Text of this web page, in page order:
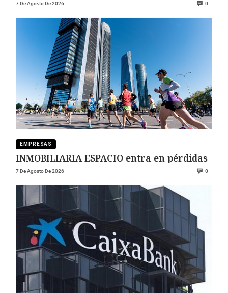
7 De Agosto De 2026 0
EMPRESAS
INMOBILIARIA ESPACIO entra en pérdidas
7 De Agosto De 2026 0